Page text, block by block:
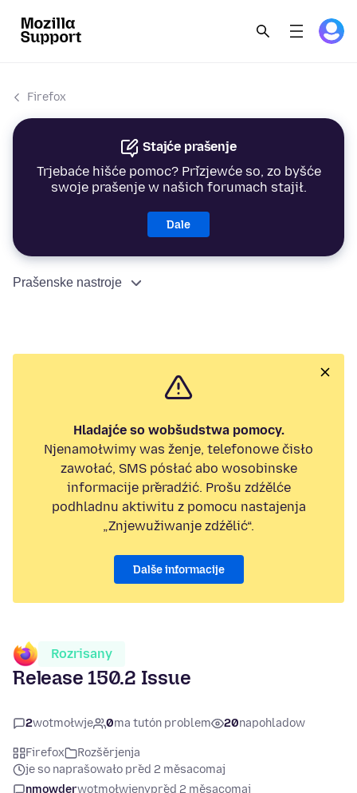
Firefox
Stajće prašenje
Trjebaće hišće pomoc? Přizjewće so, zo byšće
swoje prašenje w našich forumach stajił.
Dale
Prašenske nastroje
Hladajće so wobšudstwa pomocy.
Njenamołwimy was ženje, telefonowe čisło
zawołać, SMS pósłać abo wosobinske
informacije přeradźić. Prošu zdźělće
podhladnu aktiwitu z pomocu nastajenja
„Znjewužiwanje zdźělić“.
Dalše informacije
Rozrisany
Release 150.2 Issue
2wotmołwje 0ma tutón problem 20napohladow
Firefox
Rozšěrjenja
je so naprašowało před 2 měsacomaj
nmowderwotmołwjenypřed 2 měsacomaj